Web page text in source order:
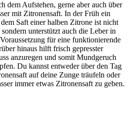
dem Aufstehen, gerne aber auch über
mit Zitronensaft. In der Früh ein
Saft einer halben Zitrone ist nicht
unterstützt auch die Leber in
für eine funktionierende
hinaus hilft frisch gepresster
anzuregen und somit Mundgeruch
Du kannst entweder über den Tag
auf deine Zunge träufeln oder
immer etwas Zitronensaft zu geben.